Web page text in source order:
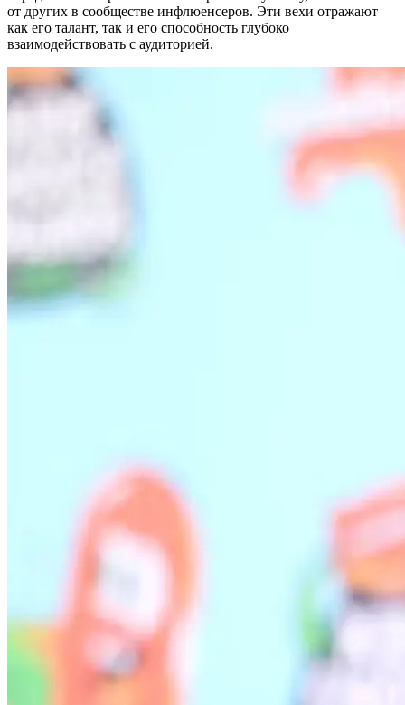
от других в сообществе инфлюенсеров. Эти вехи отражают
как его талант, так и его способность глубоко
взаимодействовать с аудиторией.